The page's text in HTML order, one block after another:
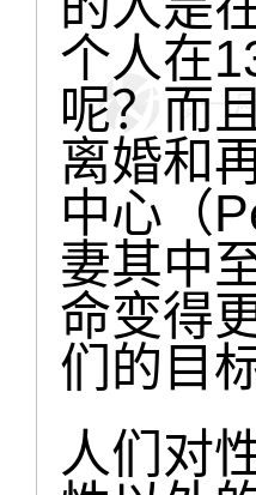
个人在
呢？而
离婚和
中心（
妻其中
命变得
们的目标
人们对